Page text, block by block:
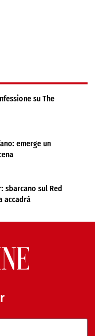
su The
emerge un
sbarcano sul Red
accadrà